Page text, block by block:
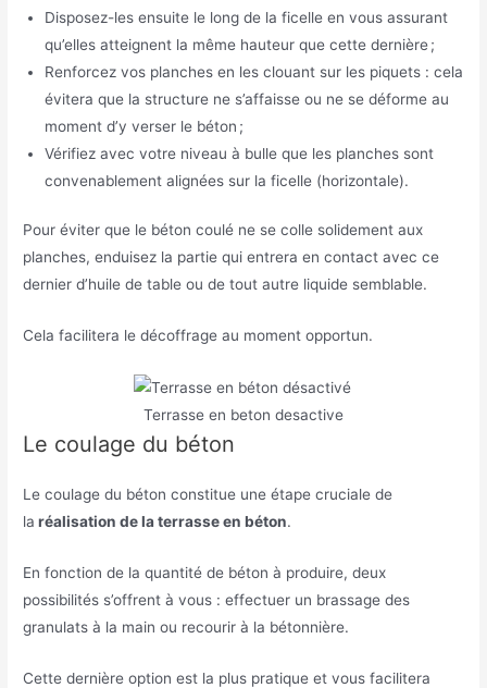
Disposez-les ensuite le long de la ficelle en vous assurant
qu’elles atteignent la même hauteur que cette dernière ;
Renforcez vos planches en les clouant sur les piquets : cela
évitera que la structure ne s’affaisse ou ne se déforme au
moment d’y verser le béton ;
Vérifiez avec votre niveau à bulle que les planches sont
convenablement alignées sur la ficelle (horizontale).
Pour éviter que le béton coulé ne se colle solidement aux
planches, enduisez la partie qui entrera en contact avec ce
dernier d’huile de table ou de tout autre liquide semblable.
Cela facilitera le décoffrage au moment opportun.
Terrasse en beton desactive
Le coulage du béton
Le coulage du béton constitue une étape cruciale de
la réalisation de la terrasse en béton.
En fonction de la quantité de béton à produire, deux
possibilités s’offrent à vous : effectuer un brassage des
granulats à la main ou recourir à la bétonnière.
Cette dernière option est la plus pratique et vous facilitera